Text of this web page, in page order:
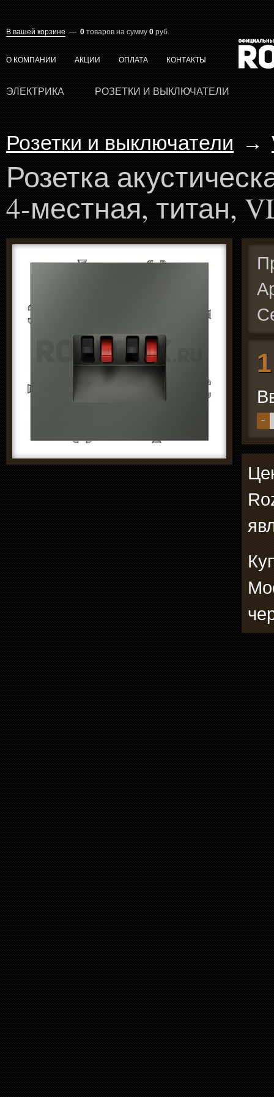
В вашей корзине — 0 товаров на сумму 0 руб.
О КОМПАНИИ АКЦИИ ОПЛАТА КОНТАКТЫ
ЭЛЕКТРИКА РОЗЕТКИ И ВЫКЛЮЧАТЕЛИ
Розетки и выключатели →
Розетка
4-местная, титан,
−